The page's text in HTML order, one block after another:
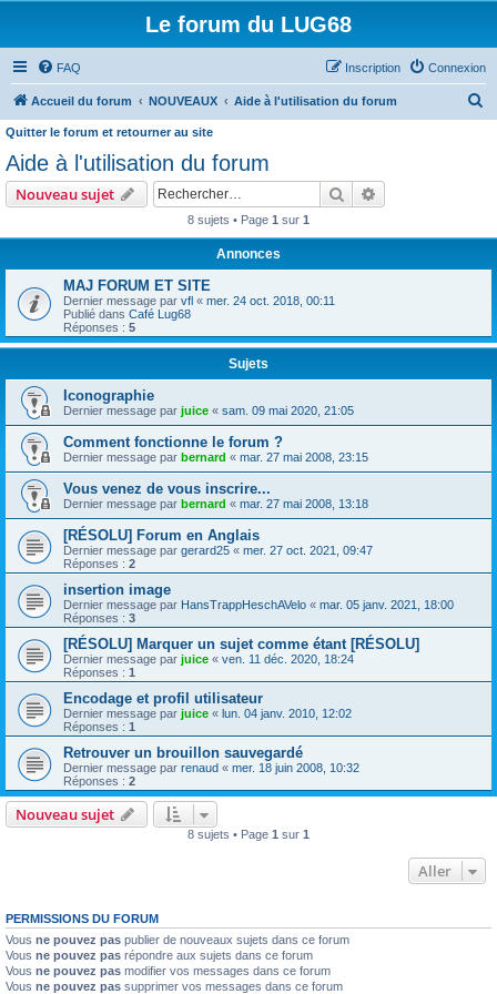
Le forum du LUG68
FAQ Connexion
Inscription
Accueil du forum NOUVEAUX Aide à l'utilisation du forum
r
Quitter le forum et retourner au site
Aide à l'utilisation du forum
Nouveau sujet Rechercher
8 sujets • Page 1 sur 1
Annonces
MAJ FORUM ET SITE
Dernier message par vfl « mer. 24 oct. 2018, 00:11
Publié dans Café Lug68
Réponses : 5
Sujets
Iconographie
Dernier message par juice « sam. 09 mai 2020, 21:05
Comment fonctionne le forum ?
Dernier message par bernard « mar. 27 mai 2008, 23:15
Vous venez de vous inscrire...
Dernier message par bernard « mar. 27 mai 2008, 13:18
[RÉSOLU] Forum en Anglais
Dernier message par gerard25 « mer. 27 oct. 2021, 09:47
Réponses : 2
insertion image
Dernier message par HansTrappHeschAVelo « mar. 05 janv. 2021, 18:00
Réponses : 3
[RÉSOLU] Marquer un sujet comme étant [RÉSOLU]
Dernier message par juice « ven. 11 déc. 2020, 18:24
Réponses : 1
Encodage et profil utilisateur
Dernier message par juice « lun. 04 janv. 2010, 12:02
Réponses : 1
Retrouver un brouillon sauvegardé
Dernier message par renaud « mer. 18 juin 2008, 10:32
Réponses : 2
Nouveau sujet
8 sujets • Page 1 sur 1
Aller
PERMISSIONS DU FORUM
Vous ne pouvez pas publier de nouveaux sujets dans ce forum
Vous ne pouvez pas répondre aux sujets dans ce forum
Vous ne pouvez pas modifier vos messages dans ce forum
Vous ne pouvez pas supprimer vos messages dans ce forum